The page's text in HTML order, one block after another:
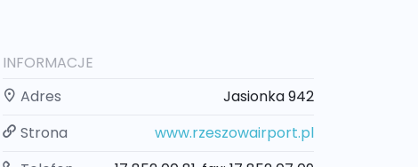
INFORMACJE
Adres
Jasionka 942
Strona
www.rzeszowairport.pl